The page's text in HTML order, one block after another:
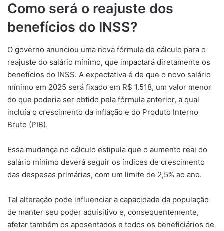
Como será o reajuste dos
benefícios do INSS?
O governo anunciou uma nova fórmula de cálculo para o
reajuste do salário mínimo, que impactará diretamente os
benefícios do INSS. A expectativa é de que o novo salário
mínimo em 2025 será fixado em R$ 1.518, um valor menor
do que poderia ser obtido pela fórmula anterior, a qual
incluía o crescimento da inflação e do Produto Interno
Bruto (PIB).
Essa mudança no cálculo estipula que o aumento real do
salário mínimo deverá seguir os índices de crescimento
das despesas primárias, com um limite de 2,5% ao ano.
Tal alteração pode influenciar a capacidade da população
de manter seu poder aquisitivo e, consequentemente,
afetar também os aposentados e todos os beneficiários de